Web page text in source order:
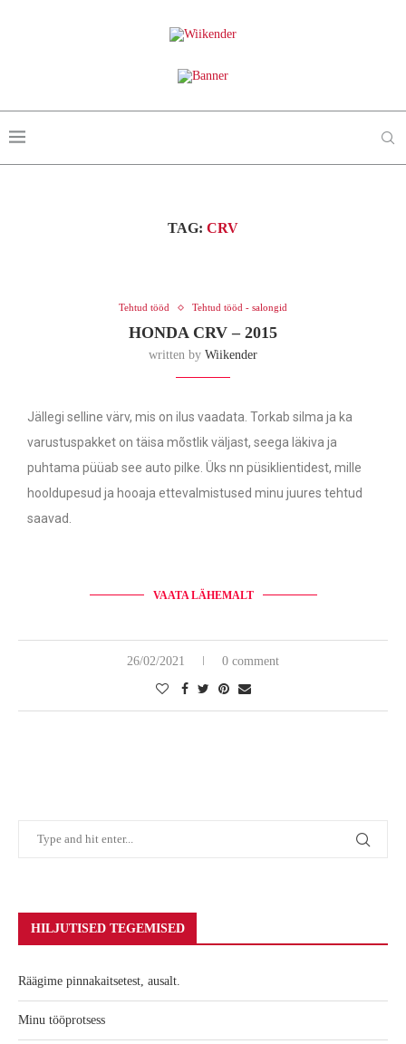
TAG: CRV
Tehtud tööd Tehtud tööd - salongid
HONDA CRV – 2015
written by Wiikender
Jällegi selline värv, mis on ilus vaadata. Torkab silma ja ka
varustuspakket on täisa mõstlik väljast, seega läkiva ja
puhtama püüab see auto pilke. Üks nn püsiklientidest, mille
hooldupesud ja hooaja ettevalmistused minu juures tehtud
saavad.
VAATA LÄHEMALT
26/02/2021 0 comment
HILJUTISED TEGEMISED
Räägime pinnakaitsetest, ausalt.
Minu tööprotsess